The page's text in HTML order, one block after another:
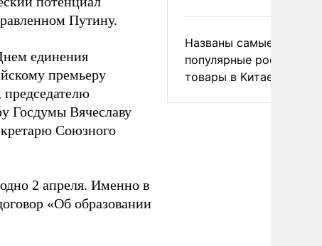
Путину.
единения
премьеру
Госдумы Вячеславу
Союзного
2 апреля. Именно в
«Об образовании
Названы самые
популярные российские
товары в Китае